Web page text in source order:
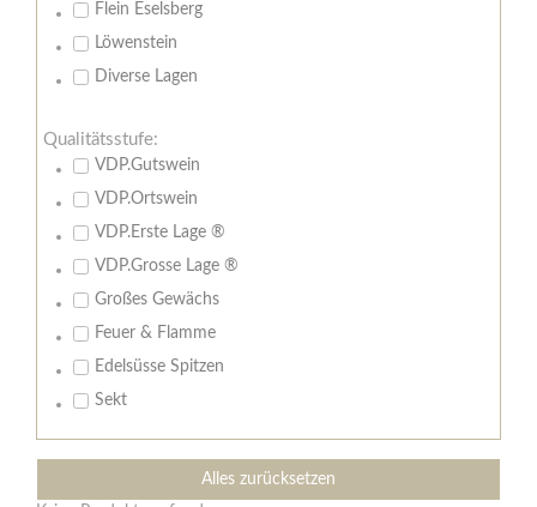
Flein Eselsberg
Löwenstein
Diverse Lagen
Qualitätsstufe:
VDP.Gutswein
VDP.Ortswein
VDP.Erste Lage ®
VDP.Grosse Lage ®
Großes Gewächs
Feuer & Flamme
Edelsüsse Spitzen
Sekt
Alles zurücksetzen